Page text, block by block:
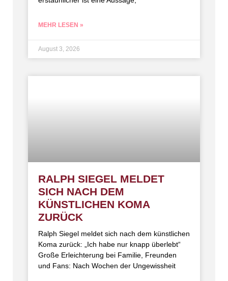
MEHR LESEN »
August 3, 2026
RALPH SIEGEL MELDET
SICH NACH DEM
KÜNSTLICHEN KOMA
ZURÜCK
Ralph Siegel meldet sich nach dem künstlichen
Koma zurück: „Ich habe nur knapp überlebt“
Große Erleichterung bei Familie, Freunden
und Fans: Nach Wochen der Ungewissheit